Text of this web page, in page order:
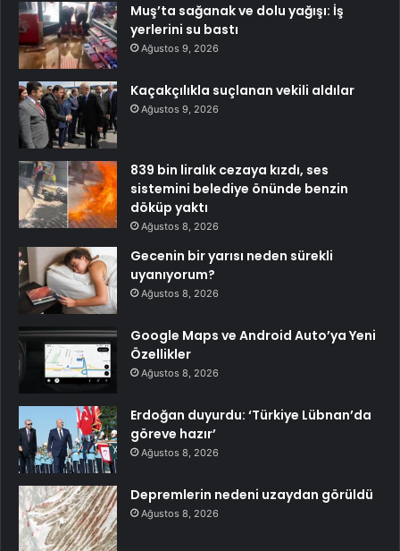
Muş’ta sağanak ve dolu yağışı: İş
yerlerini su bastı
Ağustos 9, 2026
Kaçakçılıkla suçlanan vekili aldılar
Ağustos 9, 2026
839 bin liralık cezaya kızdı, ses
sistemini belediye önünde benzin
döküp yaktı
Ağustos 8, 2026
Gecenin bir yarısı neden sürekli
uyanıyorum?
Ağustos 8, 2026
Google Maps ve Android Auto’ya Yeni
Özellikler
Ağustos 8, 2026
Erdoğan duyurdu: ‘Türkiye Lübnan’da
göreve hazır’
Ağustos 8, 2026
Depremlerin nedeni uzaydan görüldü
Ağustos 8, 2026